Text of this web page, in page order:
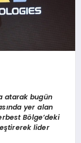
atarak bugün
yer alan
Bölge’deki
lider